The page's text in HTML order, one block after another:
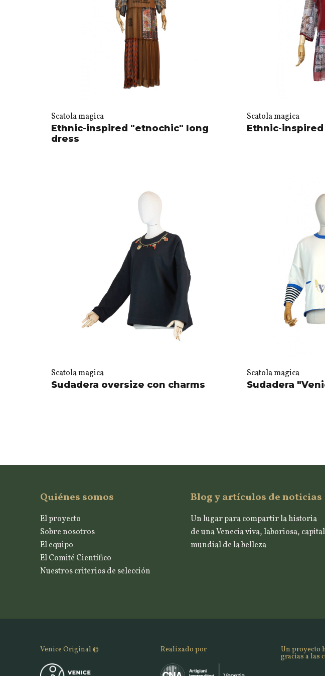
Scatola magica
Ethnic-inspired "etnochic" long
dress
Scatola magica
Ethnic-
Scatola magica
Sudadera oversize con charms
Scatola magica
Sudadera
Quiénes somos
El proyecto
Sobre nosotros
El equipo
El Comité Científico
Nuestros criterios de selección
Blog y artículos de noticias
Un lugar para compartir la historia
de una Venecia viva, laboriosa, capital
mundial de la belleza
Venice Original © Realizado por Un proyecto
gracias a las